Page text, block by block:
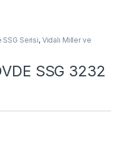
SSG Serisi, Vidalı Miller ve
SSG 3232